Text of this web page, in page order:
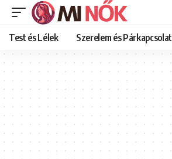
Test és Lélek Szerelem és Párkapcsolat